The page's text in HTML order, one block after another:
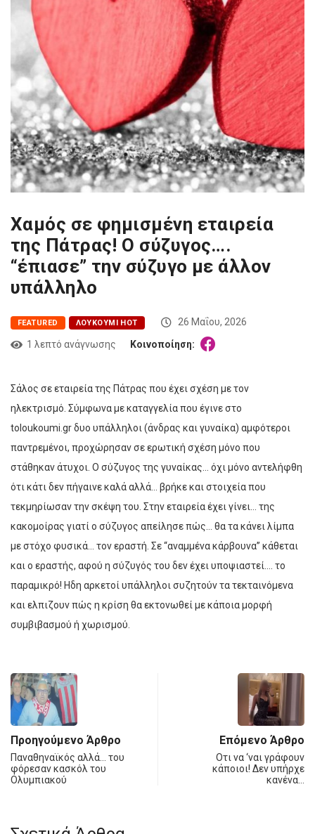
Χαμός σε φημισμένη εταιρεία
της Πάτρας! Ο σύζυγος….
“έπιασε” την σύζυγο με άλλον
υπάλληλο
FEATURED ΛΟΥΚΟΎΜΙ HOT
26 Μαΐου, 2026
1 λεπτό ανάγνωσης
Κοινοποίηση:
Σάλος σε εταιρεία της Πάτρας που έχει σχέση με τον
ηλεκτρισμό. Σύμφωνα με καταγγελία που έγινε στο
toloukoumi.gr δυο υπάλληλοι (άνδρας και γυναίκα) αμφότεροι
παντρεμένοι, προχώρησαν σε ερωτική σχέση μόνο που
στάθηκαν άτυχοι. Ο σύζυγος της γυναίκας… όχι μόνο αντελήφθη
ότι κάτι δεν πήγαινε καλά αλλά… βρήκε και στοιχεία που
τεκμηρίωσαν την σκέψη του. Στην εταιρεία έχει γίνει… της
κακομοίρας γιατί ο σύζυγος απείλησε πώς… θα τα κάνει λίμπα
με στόχο φυσικά… τον εραστή. Σε “αναμμένα κάρβουνα” κάθεται
και ο εραστής, αφού η σύζυγός του δεν έχει υποψιαστεί…. το
παραμικρό! Ηδη αρκετοί υπάλληλοι συζητούν τα τεκταινόμενα
και ελπιζουν πώς η κρίση θα εκτονωθεί με κάποια μορφή
συμβιβασμού ή χωρισμού.
Προηγούμενο Άρθρο
Παναθηναϊκός αλλά… του
φόρεσαν κασκόλ του
Ολυμπιακού
Επόμενο Άρθρο
Οτι να ‘ναι γράφουν
κάποιοι! Δεν υπήρχε
κανένα…